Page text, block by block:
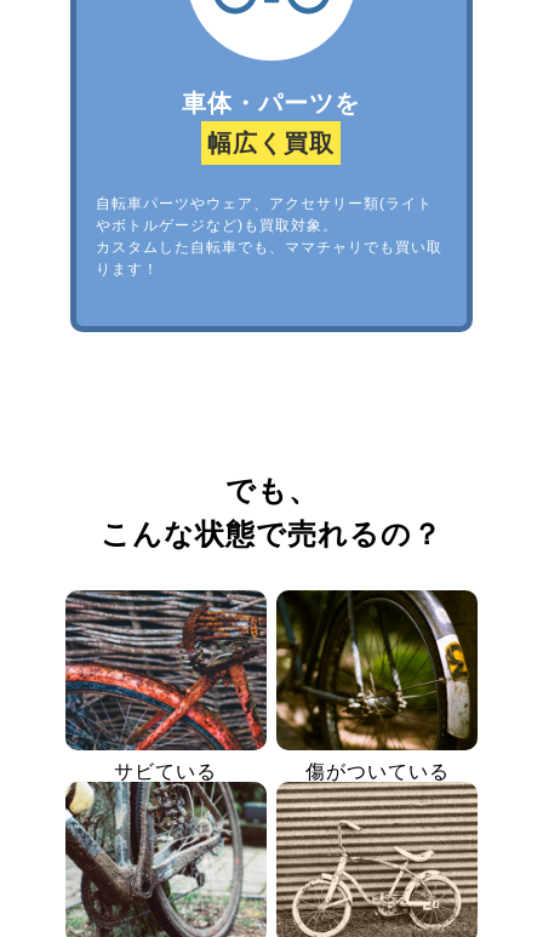
車体・パーツを
幅広く買取
自転車パーツやウェア、アクセサリー類(ライト
やボトルゲージなど)も買取対象。
カスタムした自転車でも、ママチャリでも買い取
ります！
でも、
こんな状態で売れるの？
サビている 傷がついている